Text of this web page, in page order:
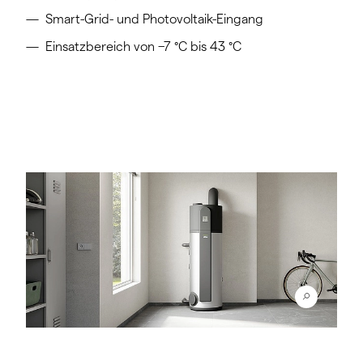
Smart-Grid- und Photovoltaik-Eingang
Einsatzbereich von −7 °C bis 43 °C